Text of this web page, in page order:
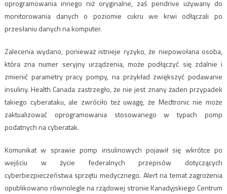
oprogramowania innego niż oryginalne, zaś pendrive używany do
monitorowania danych o poziomie cukru we krwi odłączali po
przesłaniu danych na komputer.
Zalecenia wydano, ponieważ istnieje ryzyko, że niepowołana osoba,
która zna numer seryjny urządzenia, może podłączyć się zdalnie i
zmienić parametry pracy pompy, na przykład zwiększyć podawanie
insuliny. Health Canada zastrzegło, że nie jest znany żaden przypadek
takiego cyberataku, ale zwróciło też uwagę, że Medtronic nie może
zaktualizować oprogramowania stosowanego w typach pomp
podatnych na cyberatak.
Komunikat w sprawie pomp insulinowych pojawił się wkrótce po
wejściu w życie federalnych przepisów dotyczących
cyberbezpieczeństwa sprzętu medycznego. Alert na temat zagrożenia
opublikowano równolegle na rządowej stronie Kanadyjskiego Centrum